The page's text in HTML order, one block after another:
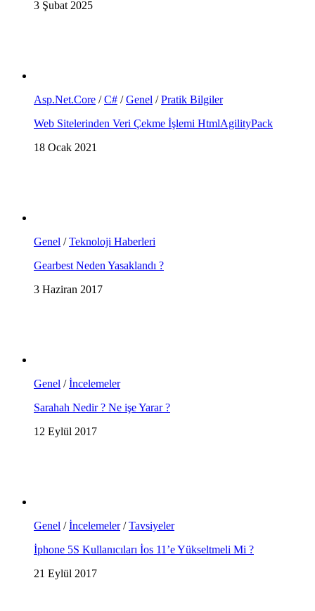
3 Şubat 2025
Asp.Net.Core /C# /Genel /Pratik Bilgiler
Web Sitelerinden Veri Çekme İşlemi HtmlAgilityPack
18 Ocak 2021
Genel /Teknoloji Haberleri
Gearbest Neden Yasaklandı ?
3 Haziran 2017
Genel /İncelemeler
Sarahah Nedir ? Ne işe Yarar ?
12 Eylül 2017
Genel /İncelemeler/Tavsiyeler
İphone 5S Kullanıcıları İos 11’e Yükseltmeli Mi ?
21 Eylül 2017